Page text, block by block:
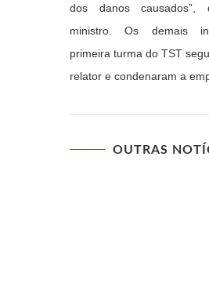
dos danos causados”,
ministro. Os demais
primeira turma do TST
relator e condenaram a
OUTRAS